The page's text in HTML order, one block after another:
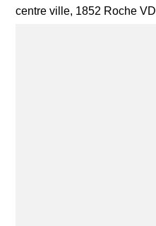
centre ville, 1852 Roche VD